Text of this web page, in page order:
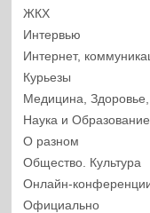
ЖКХ
Интервью
Интернет,
Курьезы
Медицина, Здоровье,
Наука и Образование
О разном
Общество. Культура
Онлайн-
Официально